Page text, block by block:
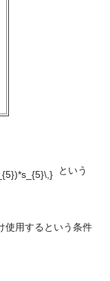
という
使用するという条件